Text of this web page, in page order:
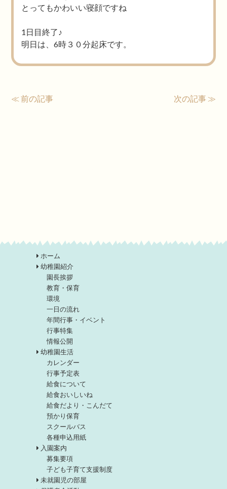
とってもかわいい寝顔ですね
1日目終了♪
明日は、6時３０分起床です。
≪ 前の記事 次の記事 ≫
ホーム
幼稚園紹介
園長挨拶
教育・保育
環境
一日の流れ
年間行事・イベント
行事特集
情報公開
幼稚園生活
カレンダー
行事予定表
給食について
給食おいしいね
給食だより・こんだて
預かり保育
スクールバス
各種申込用紙
入園案内
募集要項
子ども子育て支援制度
未就園児の部屋